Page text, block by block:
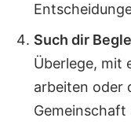
Such dir
Überlege, mit
arbeiten oder
Gemeinschaft